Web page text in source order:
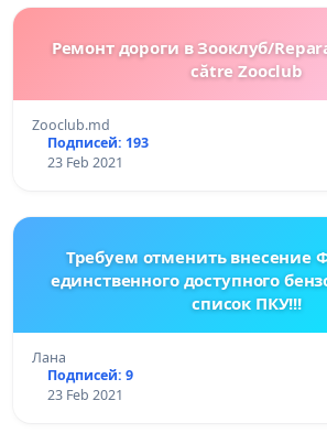
Ремонт дороги в Зооклуб/
către Zooclub
Zooclub.md
Подписей: 193
23 Feb 2021
Требуем отменить внесение
единственного доступного
список ПКУ!!!
Лана
Подписей: 9
23 Feb 2021